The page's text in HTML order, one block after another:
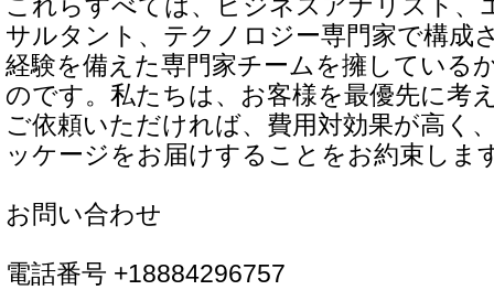
これらすべては、ビジネスアナリスト、
サルタント、テクノロジー専門家で構成
経験を備えた専門家チームを擁している
のです。私たちは、お客様を最優先に考
ご依頼いただければ、費用対効果が高く
ッケージをお届けすることをお約束しま
お問い合わせ
電話番号 +18884296757